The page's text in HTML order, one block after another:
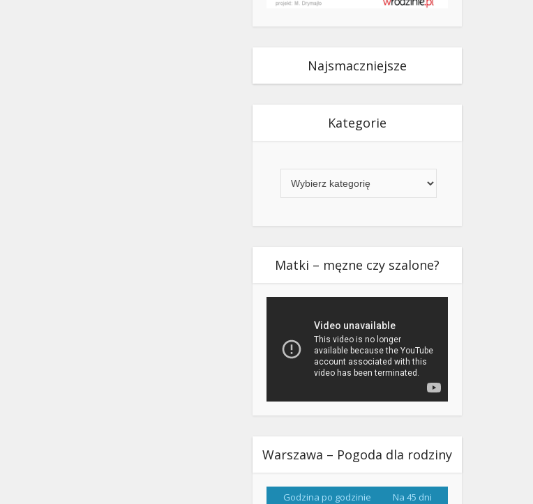
Najsmaczniejsze
Kategorie
Matki – męzne czy szalone?
Warszawa – Pogoda dla rodziny
Godzina po godzinie Na 45 dni